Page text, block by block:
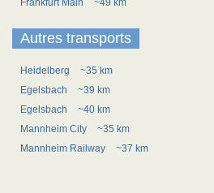
Frankfurt Main ~49 km
Autres transports
Heidelberg
~35 km
Egelsbach
~39 km
Egelsbach
~40 km
Mannheim City
~35 km
Mannheim Railway
~37 km